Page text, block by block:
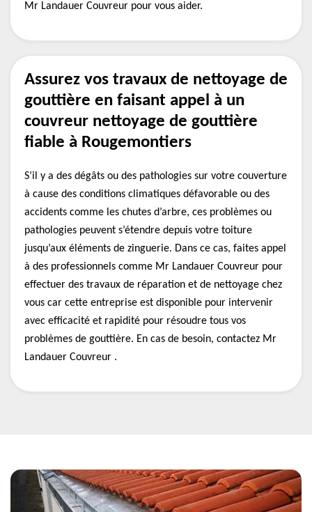
Mr Landauer Couvreur pour vous aider.
Assurez vos travaux de nettoyage de
gouttière en faisant appel à un
couvreur nettoyage de gouttière
fiable à Rougemontiers
S’il y a des dégâts ou des pathologies sur votre couverture
à cause des conditions climatiques défavorable ou des
accidents comme les chutes d’arbre, ces problèmes ou
pathologies peuvent s’étendre depuis votre toiture
jusqu’aux éléments de zinguerie. Dans ce cas, faites appel
à des professionnels comme Mr Landauer Couvreur pour
effectuer des travaux de réparation et de nettoyage chez
vous car cette entreprise est disponible pour intervenir
avec efficacité et rapidité pour résoudre tous vos
problèmes de gouttière. En cas de besoin, contactez Mr
Landauer Couvreur .